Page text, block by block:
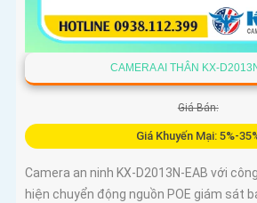
CAMERA AI THÂN KX-
Giá Bán:
Giá Khuyến Mại: 5%-
Camera an ninh KX-D2013N-EAB với
hiện chuyển động nguồn POE giám sát